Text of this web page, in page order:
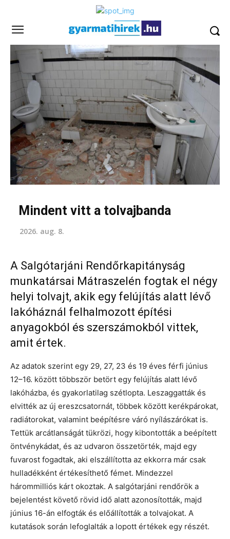
Mindent vitt a tolvajbanda
2026. aug. 8.
A Salgótarjáni Rendőrkapitányság
munkatársai Mátraszelén fogtak el négy
helyi tolvajt, akik egy felújítás alatt lévő
lakóháznál felhalmozott építési
anyagokból és szerszámokból vittek,
amit értek.
Az adatok szerint egy 29, 27, 23 és 19 éves férfi június
12–16. között többször betört egy felújítás alatt lévő
lakóházba, és gyakorlatilag szétlopta. Leszaggatták és
elvitték az új ereszcsatornát, többek között kerékpárokat,
radiátorokat, valamint beépítésre váró nyílászárókat is.
Tettük arcátlanságát tükrözi, hogy kibontották a beépített
öntvénykádat, és az udvaron összetörték, majd egy
fuvarost fogadtak, aki elszállította az ekkorra már csak
hulladékként értékesíthető fémet. Mindezzel
hárommilliós kárt okoztak. A salgótarjáni rendőrök a
bejelentést követő rövid idő alatt azonosították, majd
június 16-án elfogták és előállították a tolvajokat. A
kutatások során lefoglalták a lopott értékek egy részét.